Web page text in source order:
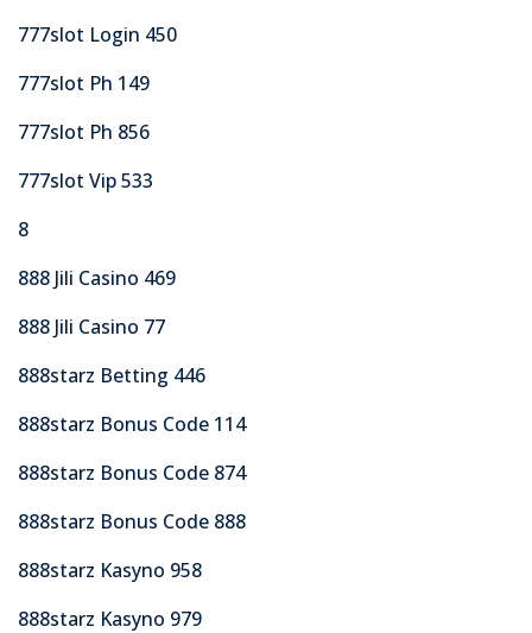
777slot Login 450
777slot Ph 149
777slot Ph 856
777slot Vip 533
8
888 Jili Casino 469
888 Jili Casino 77
888starz Betting 446
888starz Bonus Code 114
888starz Bonus Code 874
888starz Bonus Code 888
888starz Kasyno 958
888starz Kasyno 979